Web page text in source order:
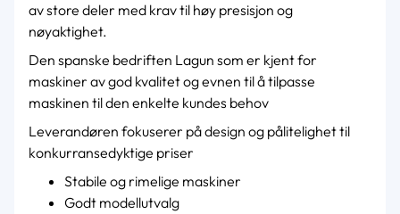
av store deler med krav til høy presisjon og
nøyaktighet.
Den spanske bedriften Lagun som er kjent for
maskiner av god kvalitet og evnen til å tilpasse
maskinen til den enkelte kundes behov
Leverandøren fokuserer på design og pålitelighet til
konkurransedyktige priser
Stabile og rimelige maskiner
Godt modellutvalg